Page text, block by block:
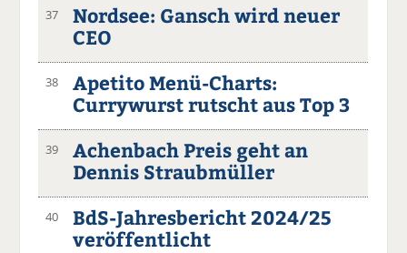
37
Nordsee: Gansch wird neuer
CEO
38
Apetito Menü-Charts:
Currywurst rutscht aus Top 3
39
Achenbach Preis geht an
Dennis Straubmüller
40
BdS-Jahresbericht 2024/25
veröffentlicht